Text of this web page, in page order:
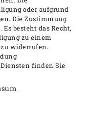
Deutschland
Mail:
oder aufgrund
Die Zustimmung
besteht das Recht,
zu einem
widerrufen.
finden Sie